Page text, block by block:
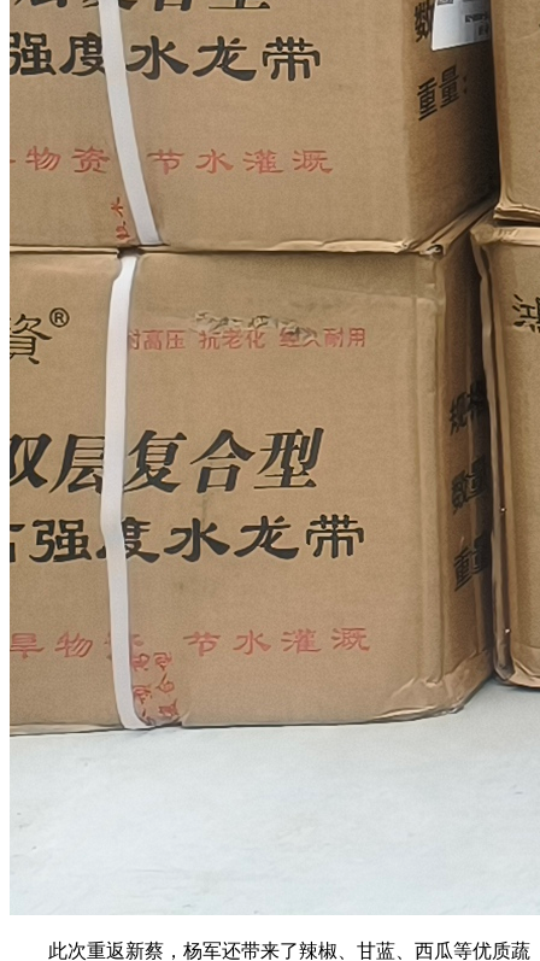
此次重返新蔡，杨军还带来了辣椒、甘蓝、西瓜等优质蔬